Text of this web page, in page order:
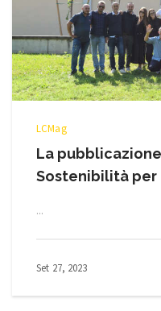
LCMag
La
Sostenibilità per
...
Set 27, 2023